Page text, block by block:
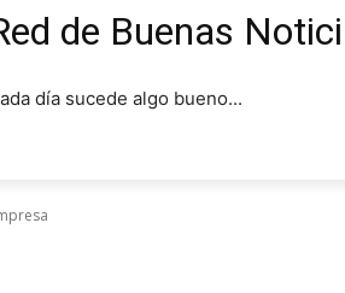
de Buenas
día sucede algo bueno...